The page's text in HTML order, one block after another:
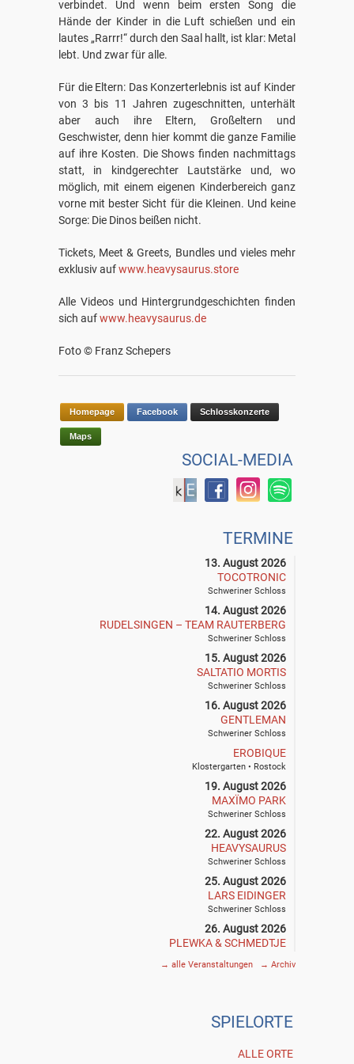
verbindet. Und wenn beim ersten Song die
Hände der Kinder in die Luft schießen und ein
lautes „Rarrr!“ durch den Saal hallt, ist klar: Metal
lebt. Und zwar für alle.
Für die Eltern: Das Konzerterlebnis ist auf Kinder
von 3 bis 11 Jahren zugeschnitten, unterhält
aber auch ihre Eltern, Großeltern und
Geschwister, denn hier kommt die ganze Familie
auf ihre Kosten. Die Shows finden nachmittags
statt, in kindgerechter Lautstärke und, wo
möglich, mit einem eigenen Kinderbereich ganz
vorne mit bester Sicht für die Kleinen. Und keine
Sorge: Die Dinos beißen nicht.
Tickets, Meet & Greets, Bundles und vieles mehr
exklusiv aufwww.heavysaurus.store
Alle Videos und Hintergrundgeschichten finden
sich aufwww.heavysaurus.de
Foto © Franz Schepers
Homepage Facebook Schlosskonzerte
Maps
SOCIAL-MEDIA
TERMINE
13. August 2026
TOCOTRONIC
Schweriner Schloss
14. August 2026
RUDELSINGEN – TEAM RAUTERBERG
Schweriner Schloss
15. August 2026
SALTATIO MORTIS
Schweriner Schloss
16. August 2026
GENTLEMAN
Schweriner Schloss
EROBIQUE
Klostergarten • Rostock
19. August 2026
MAXÏMO PARK
Schweriner Schloss
22. August 2026
HEAVYSAURUS
Schweriner Schloss
25. August 2026
LARS EIDINGER
Schweriner Schloss
26. August 2026
PLEWKA & SCHMEDTJE
29. August 2026
Schweriner Schloss
→ alle Veranstaltungen → Archiv
SPIELORTE
ALLE ORTE